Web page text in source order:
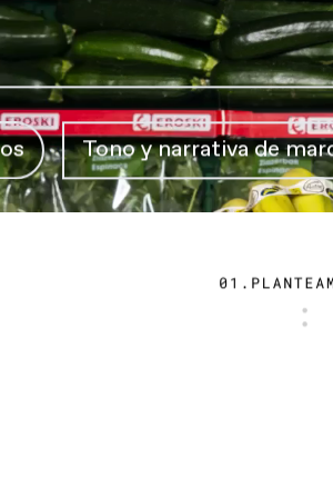
Tono y narrativa de marca